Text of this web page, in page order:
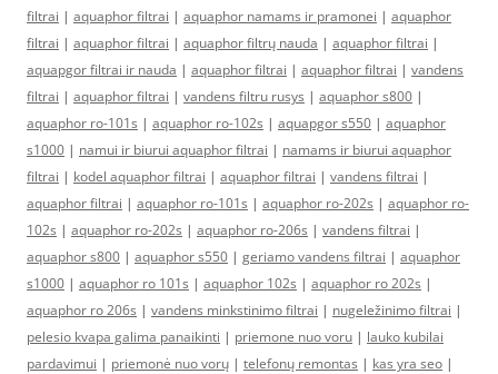
filtrai | aquaphor filtrai | aquaphor namams ir pramonei | aquaphor
filtrai | aquaphor filtrai | aquaphor filtrų nauda | aquaphor filtrai |
aquapgor filtrai ir nauda | aquaphor filtrai | aquaphor filtrai | vandens
filtrai | aquaphor filtrai | vandens filtru rusys | aquaphor s800 |
aquaphor ro-101s | aquaphor ro-102s | aquapgor s550 | aquaphor
s1000 | namui ir biurui aquaphor filtrai | namams ir biurui aquaphor
filtrai | kodel aquaphor filtrai | aquaphor filtrai | vandens filtrai |
aquaphor filtrai | aquaphor ro-101s | aquaphor ro-202s | aquaphor ro-
102s | aquaphor ro-202s | aquaphor ro-206s | vandens filtrai |
aquaphor s800 | aquaphor s550 | geriamo vandens filtrai | aquaphor
s1000 | aquaphor ro 101s | aquaphor 102s | aquaphor ro 202s |
aquaphor ro 206s | vandens minkstinimo filtrai | nugeležinimo filtrai |
pelesio kvapa galima panaikinti | priemone nuo voru | lauko kubilai
pardavimui | priemonė nuo vorų | telefonų remontas | kas yra seo |